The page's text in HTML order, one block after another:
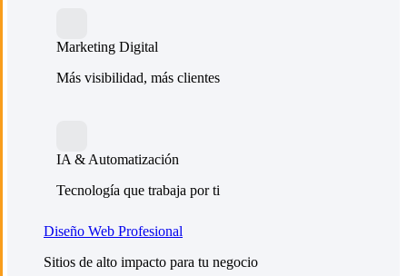
Marketing Digital
Más visibilidad, más clientes
IA & Automatización
Tecnología que trabaja por ti
Diseño Web Profesional
Sitios de alto impacto para tu negocio